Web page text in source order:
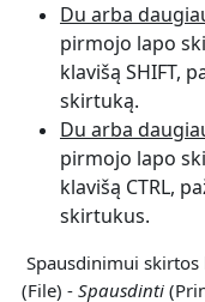
Du arba
pirmojo lapo
klavišą SHIFT,
skirtuką.
Du arba
pirmojo lapo
klavišą CTRL,
skirtukus.
Spausdinimui
(File) - Spausdinti